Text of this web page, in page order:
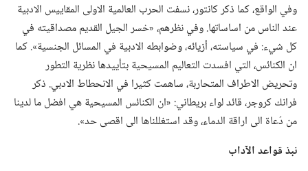
وفي الواقع،‏ كما ذكر كانتور،‏ نسفت الحرب العالمية الاولى المقاييس الادبية
عند الناس من اساساتها.‏ وفي نظرهم،‏ «خسر الجيل القديم مصداقيته في
كل شيء:‏ في سياسته،‏ أزيائه،‏ وضوابطه الادبية في المسائل الجنسية».‏ كما
ان الكنائس،‏ التي افسدت التعاليم المسيحية بتأييدها نظرية التطور
وتحريض الاطراف المتحاربة،‏ ساهمت كثيرا في الانحطاط الادبي.‏ ذكر
فرانك كروجر،‏ قائد لواء بريطاني:‏ «ان الكنائس المسيحية هي افضل ما لدينا
من دُعاة الى اراقة الدماء،‏ وقد استغللناها الى اقصى حد».‏
نبذ قواعد الآداب